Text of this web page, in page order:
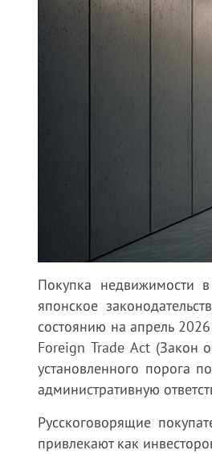
Покупка недвижимости
японское
состоянию на апрель
Foreign Trade Act (Закон
установленного порога
административную
Русскоговорящие
привлекают как